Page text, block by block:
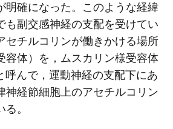
明確になった。このような経緯
も副交感神経の支配を受けてい
セチルコリンが働きかける場所
容体）を，ムスカリン様受容体
呼んで，運動神経の支配下にあ
神経節細胞上のアセチルコリン
。